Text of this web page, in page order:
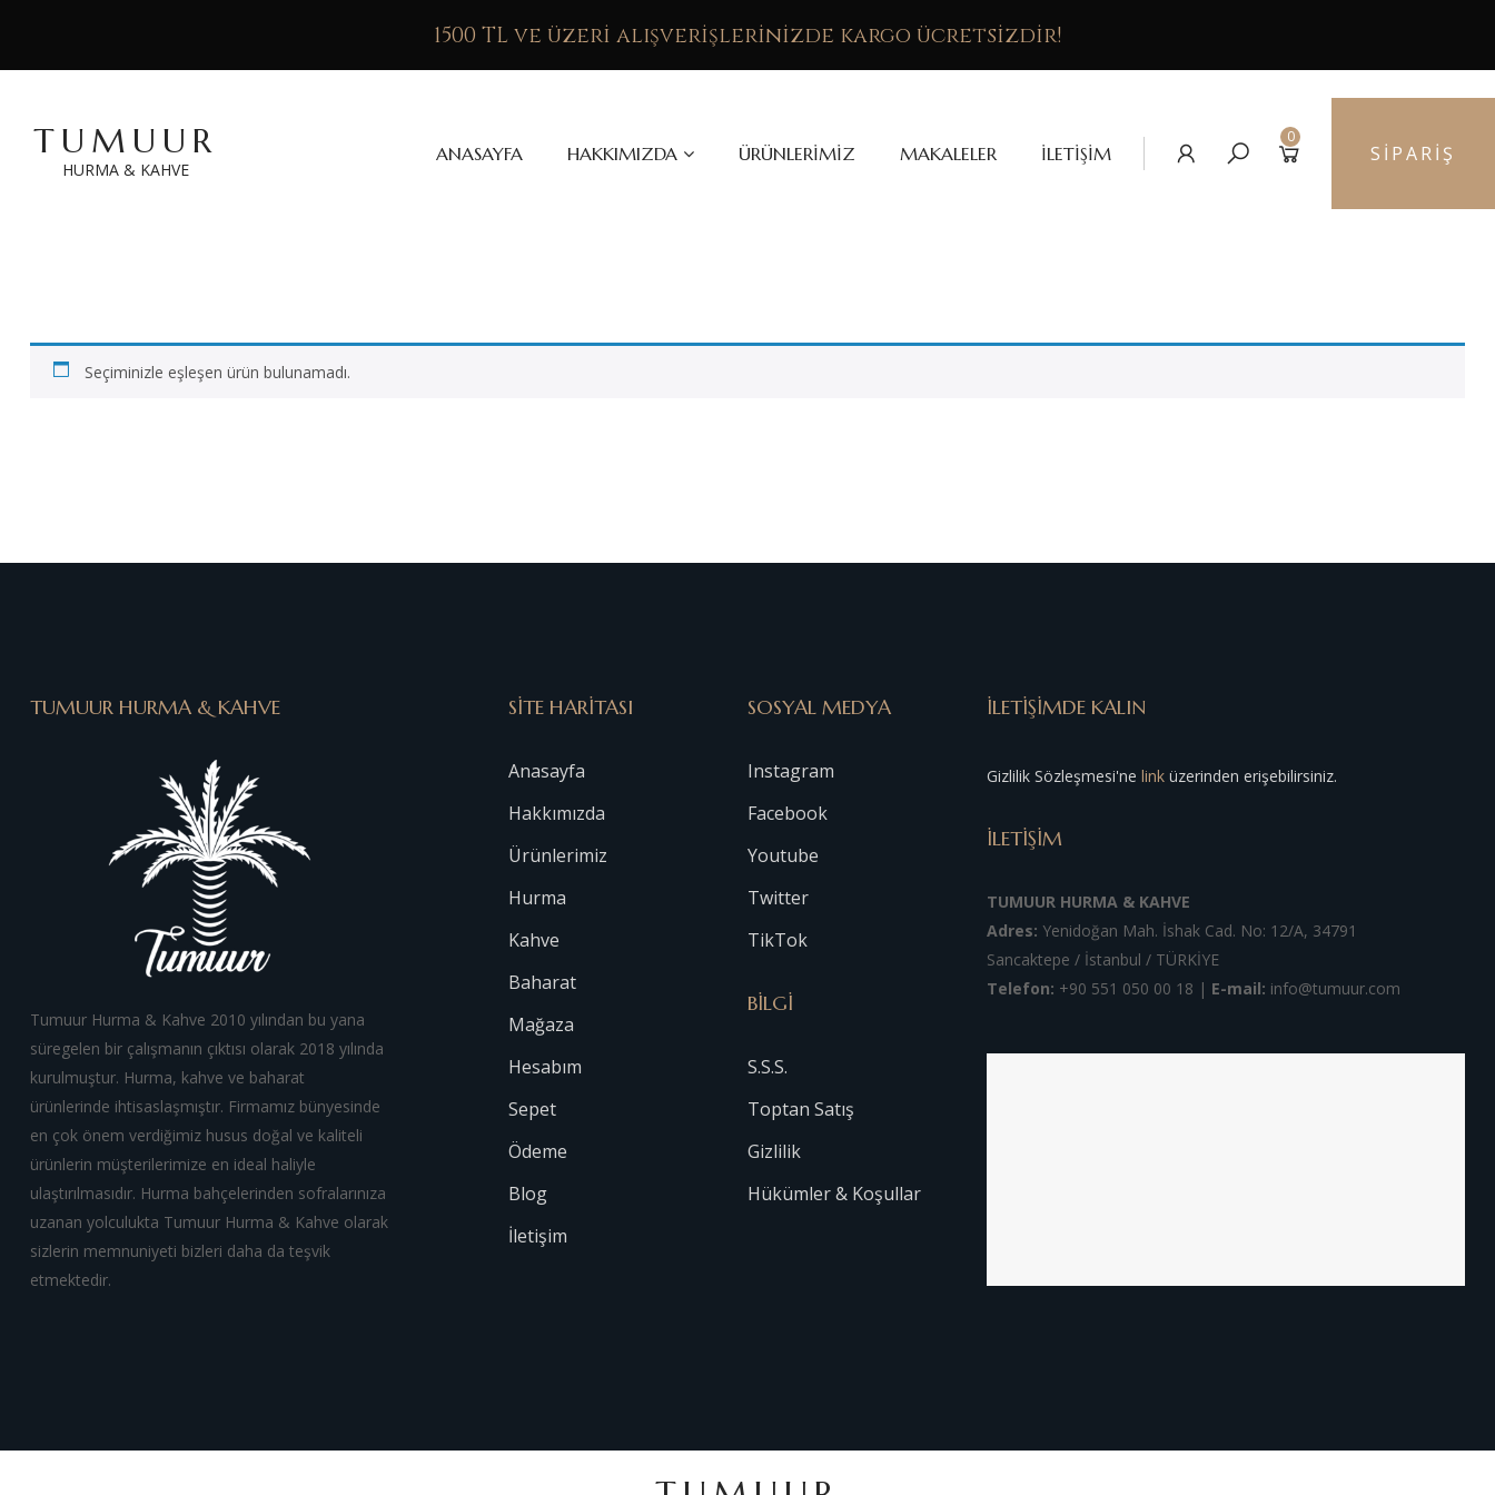
1500 TL ve üzeri alışverişlerinizde kargo ücretsizdir!
TUMUUR
HURMA & KAHVE
ANASAYFA HAKKIMIZDA ÜRÜNLERIMIZ MAKALELER İLETIŞIM
0
SIPARIŞ
Seçiminizle eşleşen ürün bulunamadı.
TUMUUR HURMA & KAHVE
Tumuur Hurma & Kahve 2010 yılından bu yana
süregelen bir çalışmanın çıktısı olarak 2018 yılında
kurulmuştur. Hurma, kahve ve baharat
ürünlerinde ihtisaslaşmıştır. Firmamız bünyesinde
en çok önem verdiğimiz husus doğal ve kaliteli
ürünlerin müşterilerimize en ideal haliyle
ulaştırılmasıdır. Hurma bahçelerinden sofralarınıza
uzanan yolculukta Tumuur Hurma & Kahve olarak
sizlerin memnuniyeti bizleri daha da teşvik
etmektedir.
SİTE HARİTASI
Anasayfa
Hakkımızda
Ürünlerimiz
Hurma
Kahve
Baharat
Mağaza
Hesabım
Sepet
Ödeme
Blog
İletişim
SOSYAL MEDYA
Instagram
Facebook
Youtube
Twitter
TikTok
BİLGİ
S.S.S.
Toptan Satış
Gizlilik
Hükümler & Koşullar
İLETİŞİMDE KALIN
Gizlilik Sözleşmesi'ne link üzerinden erişebilirsiniz.
İLETİŞİM
TUMUUR HURMA & KAHVE
Adres: Yenidoğan Mah. İshak Cad. No: 12/A, 34791
Sancaktepe / İstanbul / TÜRKİYE
Telefon: +90 551 050 00 18 | E-mail: info@tumuur.com